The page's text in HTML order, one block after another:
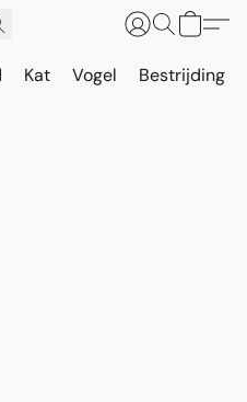
Kat Vogel Bestrijding